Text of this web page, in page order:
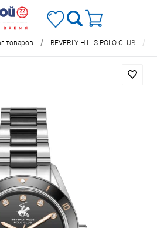
товаров / BEVERLY HILLS POLO CLUB /